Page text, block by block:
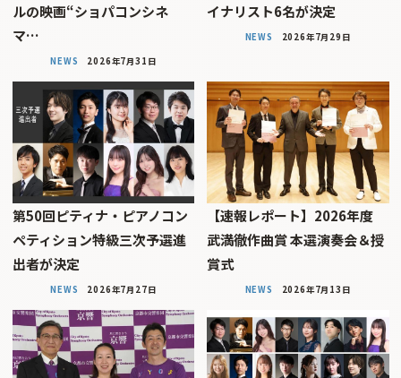
ルの映画“ショパコンシネ
マ…
NEWS 2026年7月31日
イナリスト6名が決定
NEWS 2026年7月29日
第50回ピティナ・ピアノコン
ペティション特級三次予選進
出者が決定
NEWS 2026年7月27日
【速報レポート】2026年度
武満徹作曲賞 本選演奏会＆授
賞式
NEWS 2026年7月13日